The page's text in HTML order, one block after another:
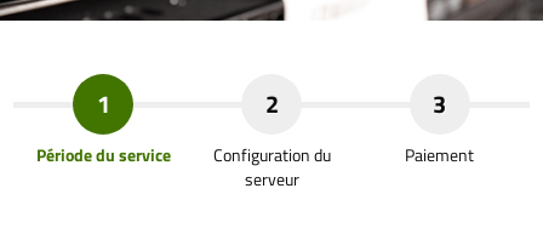
1
Période du service
2
Configuration du
serveur
3
Paiement